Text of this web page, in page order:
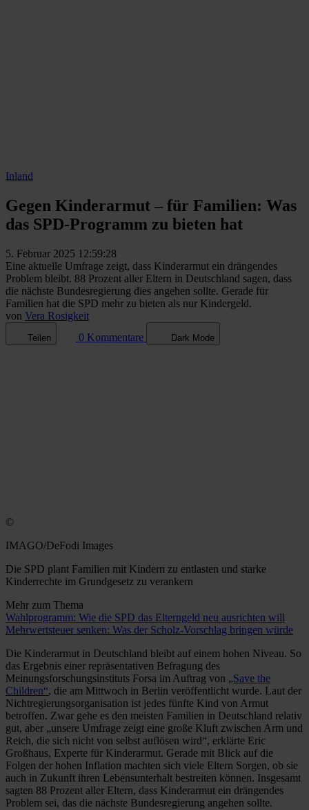
Inland
Gegen Kinderarmut – für Familien: Was
das SPD-Programm zu bieten hat
5. Februar 2025 12:59:28
Eine aktuelle Umfrage zeigt, dass Kinderarmut ein drängendes
Problem bleibt. 88 Prozent aller Eltern in Deutschland sagen, dass
die nächste Bundesregierung dies angehen sollte. Gerade für
Familien hat die SPD mehr zu bieten als nur Kindergeld.
von Vera Rosigkeit
Teilen 0 Kommentare Dark Mode
©
IMAGO/DeFodi Images
Die SPD plant Familien mit Kindern zu entlasten und starke
Kinderrechte im Grundgesetz zu verankern
Mehr zum Thema
Wahlprogramm: Wie die SPD das Elterngeld neu ausrichten will
Mehrwertsteuer senken: Was der Scholz-Vorschlag bringen würde
Die Kinderarmut in Deutschland bleibt auf einem hohen Niveau. So
das Ergebnis einer repräsentativen Befragung des
Meinungsforschungsinstituts Forsa im Auftrag von „Save the
Children“, die am Mittwoch in Berlin veröffentlicht wurde. Laut der
Nichtregierungsorganisation ist jedes fünfte Kind von Armut
betroffen. Zwar gehe es den meisten Familien in Deutschland relativ
gut, aber „unsere Umfrage zeigt eine große Kluft zwischen Arm und
Reich, die sich nicht von selbst auflösen wird“, erklärte Eric
Großhaus, Experte für Kinderarmut. Gerade mit Blick auf die
Folgen der hohen Inflation machten sich viele Eltern Sorgen, ob sie
auch in Zukunft ihren Lebensunterhalt bestreiten können. Insgesamt
sagten 88 Prozent aller Eltern, dass Kinderarmut ein drängendes
Problem sei, das die nächste Bundesregierung angehen sollte.